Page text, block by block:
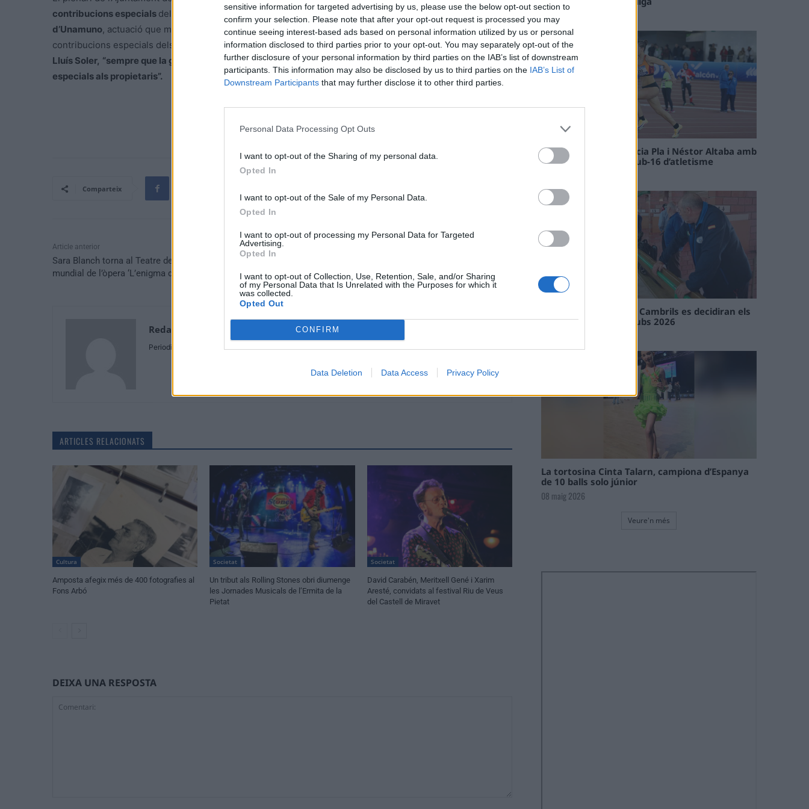
sensitive information for targeted advertising by us, please use the below opt-out section to
confirm your selection. Please note that after your opt-out request is processed you may
continue seeing interest-based ads based on personal information utilized by us or personal
information disclosed to third parties prior to your opt-out. You may separately opt-out of the
further disclosure of your personal information by third parties on the IAB’s list of downstream
participants. This information may also be disclosed by us to third parties on the IAB’s List of
Downstream Participants that may further disclose it to other third parties.
Personal Data Processing Opt Outs
I want to opt-out of the Sharing of my personal data.
Opted In
I want to opt-out of the Sale of my Personal Data.
Opted In
I want to opt-out of processing my Personal Data for Targeted
Advertising.
Opted In
I want to opt-out of Collection, Use, Retention, Sale, and/or Sharing
of my Personal Data that Is Unrelated with the Purposes for which it
was collected.
Opted Out
CONFIRM
Data Deletion Data Access Privacy Policy
contribucions especials del carrer Cambra. Igual com en el cas del
soterrament de la línia elèctrica
d’Unamuno, actuació que marcava precedent de liquidacions negatives per retornar diners de les
contribucions especials dels veïns i veïnes en execucions d’obres. Tal com ha explicat l’alcalde de Deltebre,
Lluís Soler, “sempre que la gestió econòmica de l’obra ho permeti, retornarem diners de les contribucions
especials als propietaris”.
Comparteix
Article anterior
Sara Blanch torna al Teatre del Liceu amb l’estrena
mundial de l’òpera ‘L’enigma di Lea’
sub-20
Redaccio
Periodistes
ARTICLES RELACIONATS
Cultura
Amposta afegix més de 400 fotografies al
Fons Arbó
Societat
Un tribut als Rolling Stones obri diumenge
les Jornades Musicals de l’Ermita de la
Pietat
Societat
David Carabén, Meritxell Gené i Xarim
Aresté, convidats al festival Riu de Veus
del Castell de Miravet
DEIXA UNA RESPOSTA
09 maig 2026
Paula Sintorres, Patrícia Pla i Néstor Altaba amb
la selecció catalana sub-16 d’atletisme
En les tirades de Flix i Cambrils es decidiran els
campions de l’Interclubs 2026
La tortosina Cinta Talarn, campiona d’Espanya
de 10 balls solo júnior
08 maig 2026
Veure'n més